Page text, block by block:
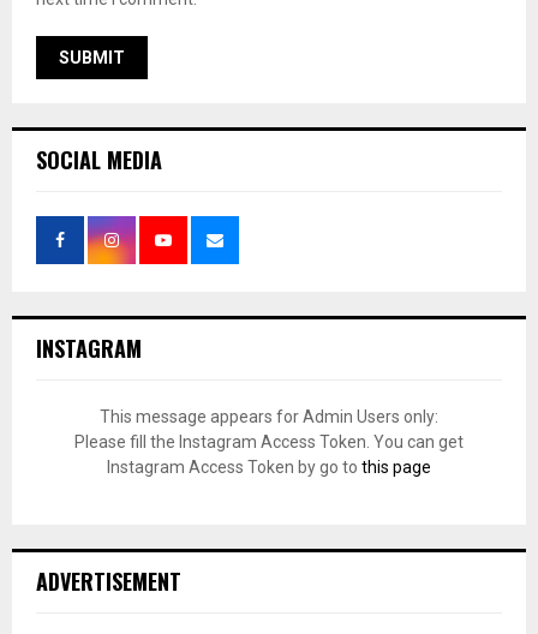
SOCIAL MEDIA
INSTAGRAM
This message appears for Admin Users only:
Please fill the Instagram Access Token. You can get
Instagram Access Token by go to this page
ADVERTISEMENT